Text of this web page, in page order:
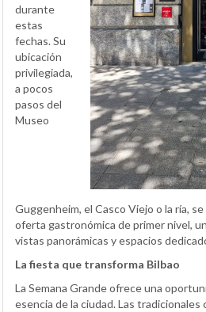
durante
estas
fechas. Su
ubicación
privilegiada,
a pocos
pasos del
Museo
Guggenheim, el Casco Viejo o la ría,
oferta gastronómica de primer nivel,
vistas panorámicas y espacios
La fiesta que transforma Bilbao
La Semana Grande ofrece una
esencia de la ciudad. Las tradicionales